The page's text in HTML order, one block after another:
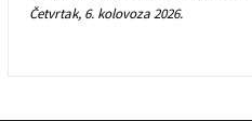
Četvrtak, 6. kolovoza 2026.